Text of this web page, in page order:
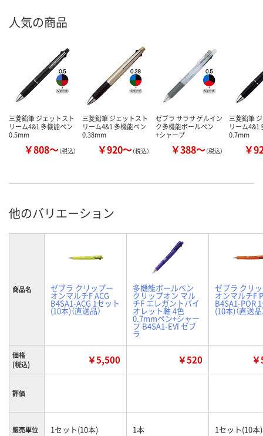
人気の商品
三菱鉛筆 ジェットスト
リーム4&1 多機能ペン
0.5mm
￥808～（税込）
三菱鉛筆 ジェットスト
リーム4&1 多機能ペン
0.38mm
￥920～（税込）
ゼブラ サラサ ゲルイン
ク多機能ボールペン
+シャープ
￥388～（税込）
三菱鉛筆
リーム4&1
0.7mm
￥
他のバリエーション
商品名 ゼブラ クリップー
オンマルチF ACG
B4SA1-ACG 1セット
(10本)（直送品）
多機能ボールペン
クリップオン マル
チF エレガントバイ
オレット軸 4色
0.7mmペン+シャー
プ B4SA1-EVI ゼブ
ラ
ゼブラ クリ
オンマルチF
B4SA1-POR
(10本)（直送品
価格
(税込)
￥5,500 ￥520
評価
販売単位 1セット(10本) 1本 1セット(10本)